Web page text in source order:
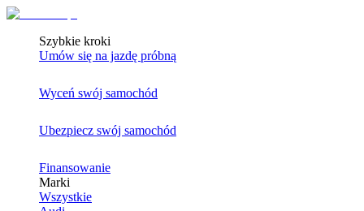
Szybkie kroki
Umów się na jazdę próbną
Wyceń swój samochód
Ubezpiecz swój samochód
Finansowanie
Marki
Wszystkie